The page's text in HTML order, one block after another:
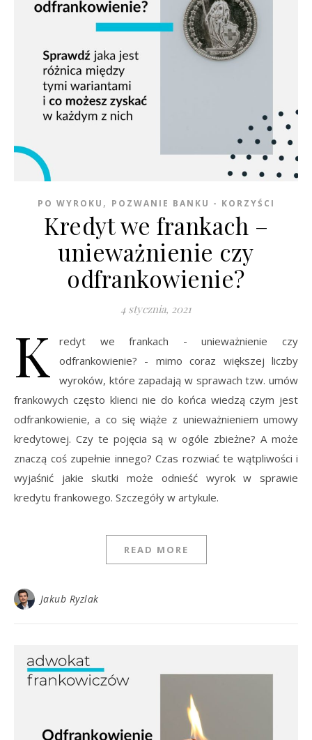
PO WYROKU , POZWANIE BANKU - KORZYŚCI
Kredyt we frankach –
unieważnienie czy
odfrankowienie?
4 stycznia, 2021
K
redyt we frankach - unieważnienie czy
odfrankowienie? - mimo coraz większej liczby
wyroków, które zapadają w sprawach tzw. umów
frankowych często klienci nie do końca wiedzą czym jest
odfrankowienie, a co się wiąże z unieważnieniem umowy
kredytowej. Czy te pojęcia są w ogóle zbieżne? A może
znaczą coś zupełnie innego? Czas rozwiać te wątpliwości i
wyjaśnić jakie skutki może odnieść wyrok w sprawie
kredytu frankowego. Szczegóły w artykule.
READ MORE
Jakub Ryzlak